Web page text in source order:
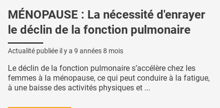
MÉNOPAUSE : La nécessité d'enrayer
le déclin de la fonction pulmonaire
Actualité publiée il y a 9 années 8 mois
Le déclin de la fonction pulmonaire s’accélère chez les
femmes à la ménopause, ce qui peut conduire à la fatigue,
à une baisse des activités physiques et ...